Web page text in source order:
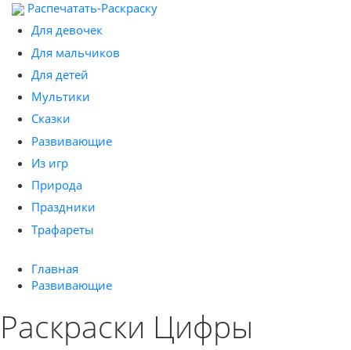
Распечатать-Раскраску
Для девочек
Для мальчиков
Для детей
Мультики
Сказки
Развивающие
Из игр
Природа
Праздники
Трафареты
Главная
Развивающие
Раскраски Цифры